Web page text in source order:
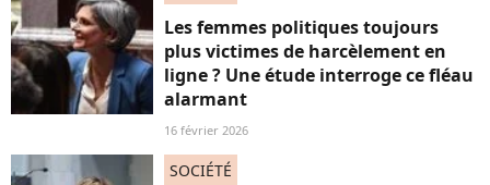
Les femmes politiques toujours
plus victimes de harcèlement en
ligne ? Une étude interroge ce fléau
alarmant
16 février 2026
SOCIÉTÉ